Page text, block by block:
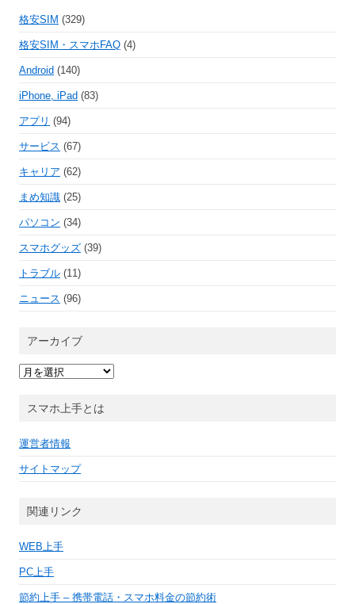
格安SIM (329)
格安SIM・スマホFAQ (4)
Android (140)
iPhone, iPad (83)
アプリ (94)
サービス (67)
キャリア (62)
まめ知識 (25)
パソコン (34)
スマホグッズ (39)
トラブル (11)
ニュース (96)
アーカイブ
ア
ー
ブスマホ上手とは
運営者情報
サイトマップ
関連リンク
WEB上手
PC上手
節約上手 – 携帯電話・スマホ料金の節約術